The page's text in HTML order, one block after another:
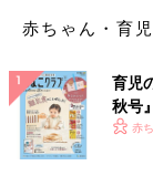
赤ちゃん・育
育児
秋号
いっ
赤